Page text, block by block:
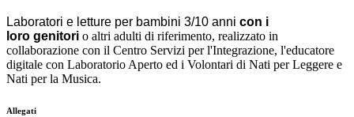
Laboratori e letture per bambini 3/10 anni con i
loro genitori o altri adulti di riferimento, realizzato in
collaborazione con il Centro Servizi per l'Integrazione, l'educatore
digitale con Laboratorio Aperto ed i Volontari di Nati per Leggere e
Nati per la Musica.
Allegati